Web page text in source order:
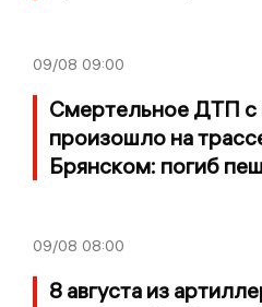
09/08 09:00
Смертельное ДТП с
произошло на
Брянском: погиб
09/08 08:00
8 августа из